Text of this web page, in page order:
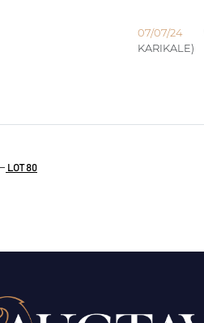
07/07/24
KARIKALE)
LOT 80